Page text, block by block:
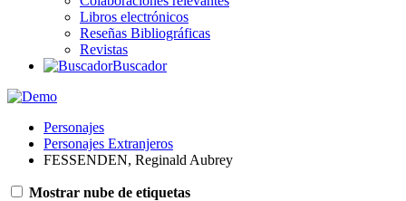
Libros electrónicos
Reseñas Bibliográficas
Revistas
Buscador
Personajes
Personajes Extranjeros
FESSENDEN, Reginald Aubrey
Mostrar nube de etiquetas